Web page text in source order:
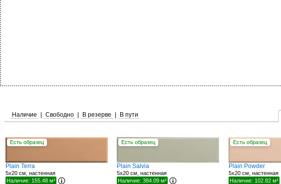
Наличие Свободно В резерве В пути
Есть образец
Plain Terra
5x20 см, настенная
Наличие: 155.48 м²
Есть образец
Plain Salvia
5x20 см, настенная
Наличие: 384.09 м²
Есть образец
Plain Powder
5x20 см, настенная
Наличие: 102.82 м²